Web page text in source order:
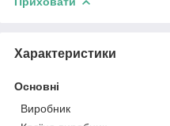
Характеристики
Основні
Виробник